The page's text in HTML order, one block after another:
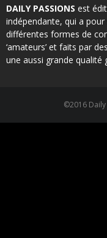
DAILY PASSIONS est
indépendante, qui a
différentes formes de
‘amateurs’ et faits par
une aussi grande qualité
©2016